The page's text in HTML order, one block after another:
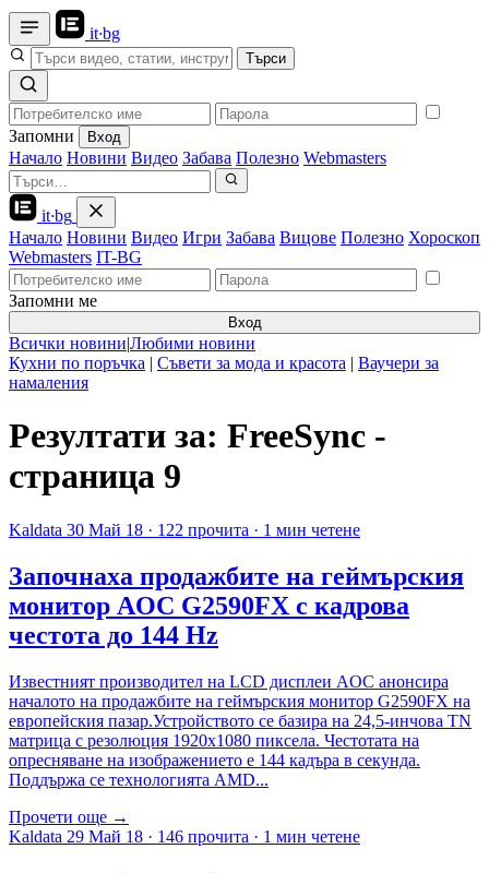
it·bg
Търси
Запомни Вход
Начало Новини Видео Забава Полезно Webmasters
it·bg
Начало Новини Видео Игри Забава Вицове Полезно Хороскоп
Webmasters IT-BG
Запомни ме
Вход
Всички новини|Любими новини
Кухни по поръчка | Съвети за мода и красота | Ваучери за
намаления
Резултати за: FreeSync -
страница 9
Kaldata 30 Май 18 · 122 прочита · 1 мин четене
Започнаха продажбите на геймърския
монитор AOC G2590FX с кадрова
честота до 144 Hz
Известният производител на LCD дисплеи AOC анонсира
началото на продажбите на геймърския монитор G2590FX на
европейския пазар.Устройството се базира на 24,5-инчова TN
матрица с резолюция 1920х1080 пиксела. Честотата на
опресняване на изображението е 144 кадъра в секунда.
Поддържа се технологията AMD...
Прочети още →
Kaldata 29 Май 18 · 146 прочита · 1 мин четене